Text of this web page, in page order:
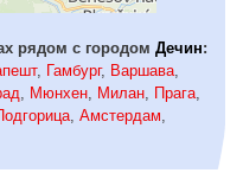
рядом с городом Дечин:
, Гамбург, Варшава
Мюнхен Милан Прага
Амстердам